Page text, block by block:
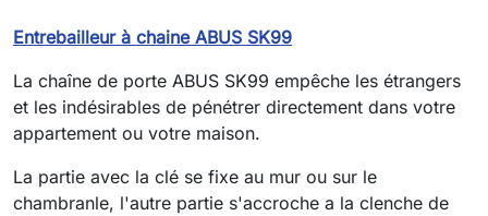
Entrebailleur à chaine ABUS SK99
La chaîne de porte ABUS SK99 empêche les étrangers
et les indésirables de pénétrer directement dans votre
appartement ou votre maison.
La partie avec la clé se fixe au mur ou sur le
chambranle, l'autre partie s'accroche a la clenche de